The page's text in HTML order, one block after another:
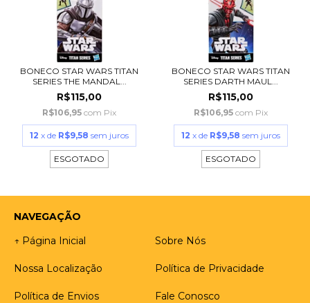
BONECO STAR WARS TITAN
SERIES THE MANDAL...
R$115,00
R$106,95 com Pix
12 x de R$9,58 sem juros
ESGOTADO
BONECO STAR WARS TITAN
SERIES DARTH MAUL...
R$115,00
R$106,95 com Pix
12 x de R$9,58 sem juros
ESGOTADO
NAVEGAÇÃO
↑ Página Inicial
Sobre Nós
Nossa Localização Política de Privacidade
Política de Envios Fale Conosco